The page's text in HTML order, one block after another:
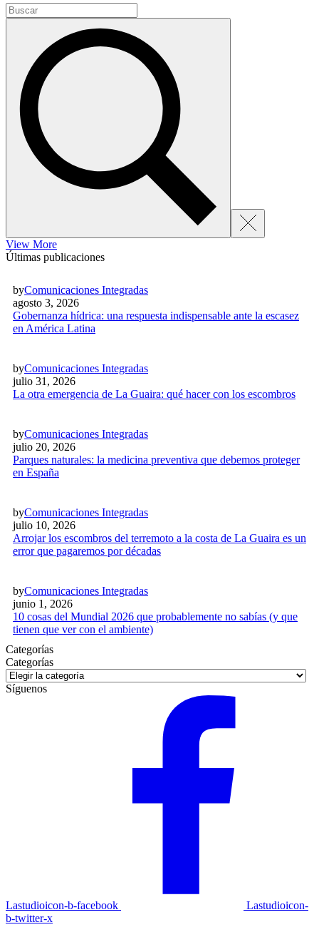
View More
Últimas publicaciones
byComunicaciones Integradas
agosto 3, 2026
Gobernanza hídrica: una respuesta indispensable ante la escasez
en América Latina
byComunicaciones Integradas
julio 31, 2026
La otra emergencia de La Guaira: qué hacer con los escombros
byComunicaciones Integradas
julio 20, 2026
Parques naturales: la medicina preventiva que debemos proteger
en España
byComunicaciones Integradas
julio 10, 2026
Arrojar los escombros del terremoto a la costa de La Guaira es un
error que pagaremos por décadas
byComunicaciones Integradas
junio 1, 2026
10 cosas del Mundial 2026 que probablemente no sabías (y que
tienen que ver con el ambiente)
Categorías
Categorías
Categorías
Síguenos
Lastudioicon-b-facebook
Lastudioicon-
b-twitter-x